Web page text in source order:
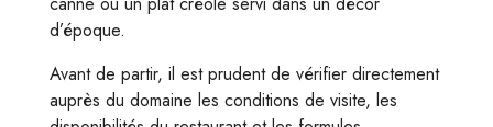
d’époque.
Avant de partir, il est prudent de vérifier directement
auprès du domaine les conditions de visite, les